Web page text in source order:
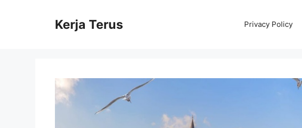
Kerja Terus Privacy Policy